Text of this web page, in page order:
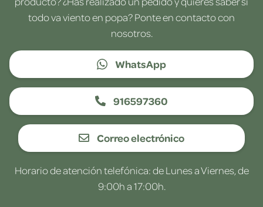
todo va viento en popa? Ponte en contacto con
nosotros.
WhatsApp
916597360
Correo electrónico
Horario de atención telefónica: de Lunes a Viernes, de
9:00h a 17:00h.